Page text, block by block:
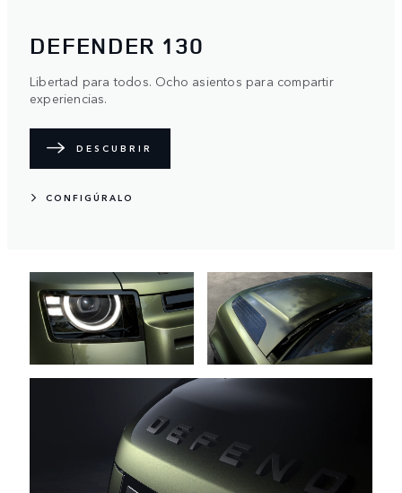
DEFENDER 130
Libertad para todos. Ocho asientos para compartir
experiencias.
DESCUBRIR
CONFIGÚRALO